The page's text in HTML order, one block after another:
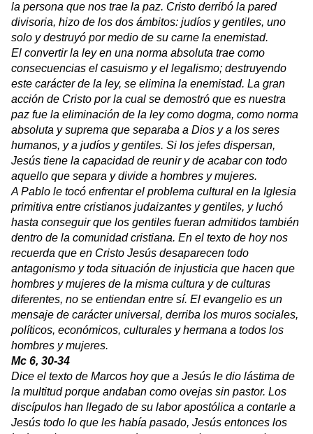
la persona que nos trae la paz. Cristo derribó la pared
divisoria, hizo de los dos ámbitos: judíos y gentiles, uno
solo y destruyó por medio de su carne la enemistad.
El convertir la ley en una norma absoluta trae como
consecuencias el casuismo y el legalismo; destruyendo
este carácter de la ley, se elimina la enemistad. La gran
acción de Cristo por la cual se demostró que es nuestra
paz fue la eliminación de la ley como dogma, como norma
absoluta y suprema que separaba a Dios y a los seres
humanos, y a judíos y gentiles. Si los jefes dispersan,
Jesús tiene la capacidad de reunir y de acabar con todo
aquello que separa y divide a hombres y mujeres.
A Pablo le tocó enfrentar el problema cultural en la Iglesia
primitiva entre cristianos judaizantes y gentiles, y luchó
hasta conseguir que los gentiles fueran admitidos también
dentro de la comunidad cristiana. En el texto de hoy nos
recuerda que en Cristo Jesús desaparecen todo
antagonismo y toda situación de injusticia que hacen que
hombres y mujeres de la misma cultura y de culturas
diferentes, no se entiendan entre sí. El evangelio es un
mensaje de carácter universal, derriba los muros sociales,
políticos, económicos, culturales y hermana a todos los
hombres y mujeres.
Mc 6, 30-34
Dice el texto de Marcos hoy que a Jesús le dio lástima de
la multitudporque andaban como ovejas sin pastor. Los
discípulos han llegado de su labor apostólica a contarle a
Jesús todo lo que les había pasado, Jesús entonces los